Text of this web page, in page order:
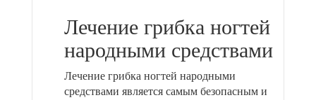
Лечение грибка ногтей
народными средствами
Лечение грибка ногтей народными
средствами является самым безопасным и